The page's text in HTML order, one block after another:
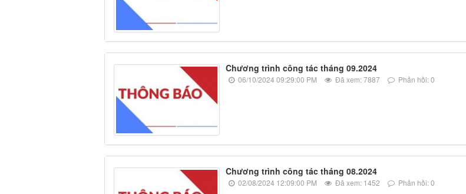
Chương trình công tác tháng 09.2024
06/10/2024 09:29:00 PM Đã xem: 7887 Phản hồi: 0
Chương trình công tác tháng 08.2024
02/08/2024 12:09:00 PM Đã xem: 1452 Phản hồi: 0